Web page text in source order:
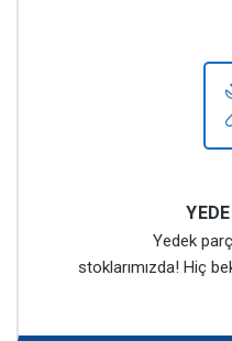
Yedek
stoklarımızda! Hiç